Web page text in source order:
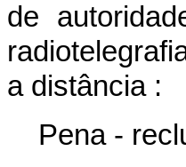
de
a distância :
Pena -